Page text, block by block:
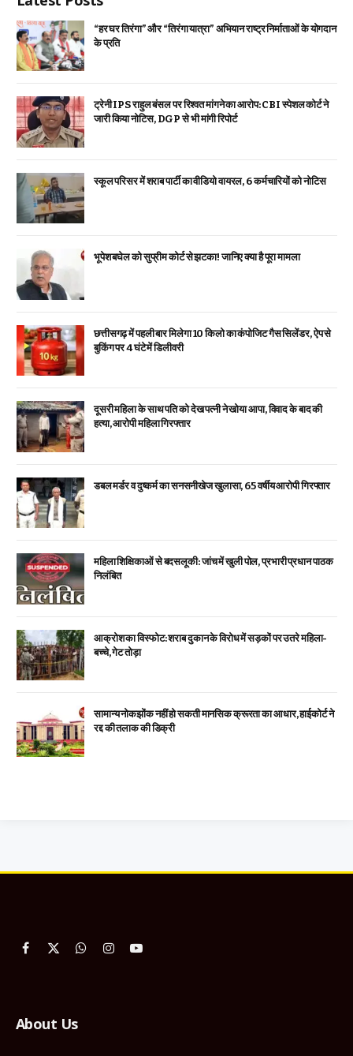
“हर घर तिरंगा” और “तिरंगा यात्रा” अभियान राष्ट्र निर्माताओं के योगदान
के प्रति
ट्रेनी IPS राहुल बंसल पर रिश्वत मांगने का आरोप: CBI स्पेशल कोर्ट ने
जारी किया नोटिस, DGP से भी मांगी रिपोर्ट
स्कूल परिसर में शराब पार्टी का वीडियो वायरल, 6 कर्मचारियों को नोटिस
भूपेश बघेल को सुप्रीम कोर्ट से झटका! जानिए क्या है पूरा मामला
छत्तीसगढ़ में पहली बार मिलेगा 10 किलो का कंपोजिट गैस सिलेंडर, ऐप से
बुकिंग पर 4 घंटे में डिलीवरी
दूसरी महिला के साथ पति को देख पत्नी ने खोया आपा, विवाद के बाद की
हत्या, आरोपी महिला गिरफ्तार
डबल मर्डर व दुष्कर्म का सनसनीखेज खुलासा, 65 वर्षीय आरोपी गिरफ्तार
महिला शिक्षिकाओं से बदसलूकी: जांच में खुली पोल, प्रभारी प्रधान पाठक
निलंबित
आक्रोश का विस्फोट: शराब दुकान के विरोध में सड़कों पर उतरे महिला-
बच्चे, गेट तोड़ा
सामान्य नोकझोंक नहीं हो सकती मानसिक क्रूरता का आधार, हाईकोर्ट ने
रद्द की तलाक की डिक्री
Facebook
X
WhatsApp
InstagramYouTube
About Us